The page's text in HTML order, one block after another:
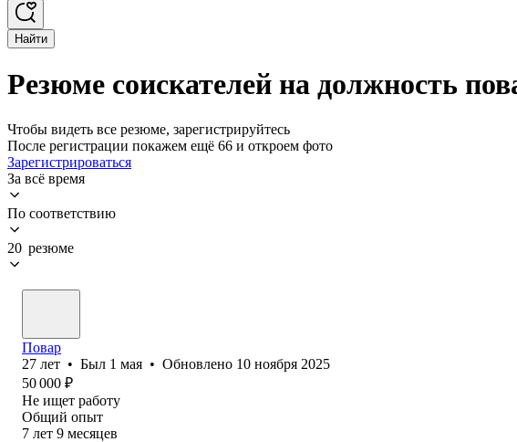
Найти
Резюме соискателей на должность
Чтобы видеть все резюме, зарегистрируйтесь
После регистрации покажем ещё 66 и откроем фото
Зарегистрироваться
За всё время
По соответствию
20 резюме
Повар
27 лет • Был 1 мая • Обновлено 10 ноября 2025
50 000 ₽
Не ищет работу
Общий опыт
7 лет 9 месяцев